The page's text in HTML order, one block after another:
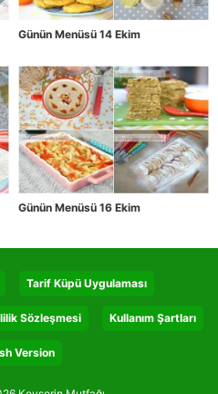
Günün Menüsü 14 Ekim
Günün Menüsü 16 Ekim
Tarif Küpü Uygulaması
Sözleşmesi Kullanım Şartları
Version